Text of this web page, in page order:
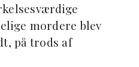
mordere blev
på trods af